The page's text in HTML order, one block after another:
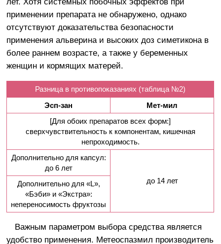
применении препарата не обнаружено, однако
отсутствуют доказательства безопасности
применения альверина и высоких доз симетикона в
более раннем возрасте, а также у беременных
женщин и кормящих матерей.
Разница в противопоказаниях (таблица №2)
Эсп-зан
Мет-мил
[Для обоих препаратов всех форм:]
сверхчувствительность к компонентам, кишечная
непроходимость.
Дополнительно для капсул:
до 6 лет
до 14 лет
Дополнительно для «L»,
«Бэби» и «Экстра»:
непереносимость фруктозы
Важным параметром выбора средства является
удобство применения. Метеоспазмил производитель